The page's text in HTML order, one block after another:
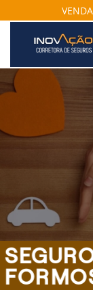
to
content